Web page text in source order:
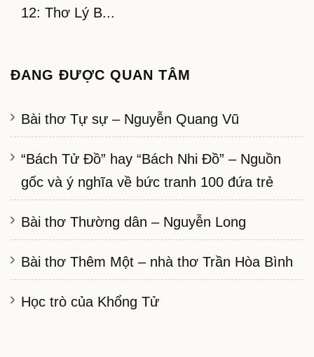
12: Thơ Lý B...
ĐANG ĐƯỢC QUAN TÂM
Bài thơ Tự sự – Nguyễn Quang Vũ
“Bách Tử Đồ” hay “Bách Nhi Đồ” – Nguồn
gốc và ý nghĩa về bức tranh 100 đứa trẻ
Bài thơ Thường dân – Nguyễn Long
Bài thơ Thêm Một – nhà thơ Trần Hòa Bình
Học trò của Khổng Tử